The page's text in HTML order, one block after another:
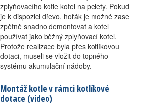
zplyňovacího kotle kotel na pelety. Pokud
je k dispozici dřevo, hořák je možné zase
zpětně snadno demontovat a kotel
používat jako běžný zplyňovací kotel.
Protože realizace byla přes kotlíkovou
dotaci, museli se vložit do topného
systému akumulační nádoby.
Montáž kotle v rámci kotlíkové
dotace (video)